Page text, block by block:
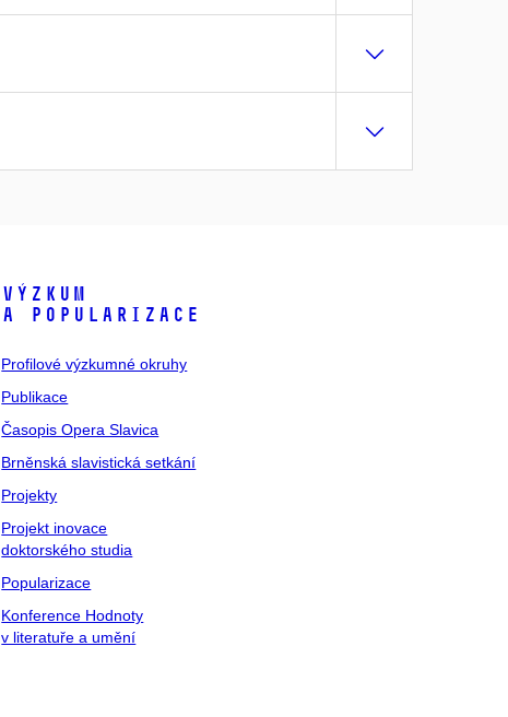
Výzkum
a popularizace
Profilové výzkumné okruhy
Publikace
Časopis Opera Slavica
Brněnská slavistická setkání
Projekty
Projekt inovace
doktorského studia
Popularizace
Konference Hodnoty
v literatuře a umění